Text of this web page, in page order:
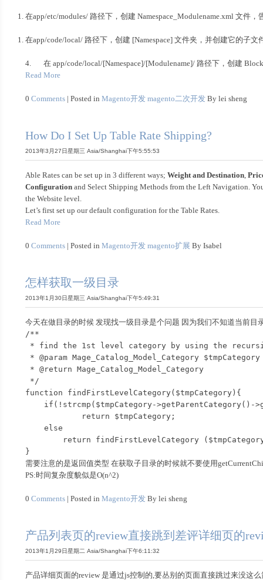
在app/etc/modules/ 路径下，创建 Namespace_Modulename.xml 文件
在app/code/local/ 路径下，创建 [Namespace] 文件夹，并创建它的子
4. 在 app/code/local/[Namespace]/[Modulename]/ 路径下，创建
Read More
0Comments | Posted inMagento开发 magento二次开发 By lei sheng
How Do I Set Up Table Rate Shipping?
2013年3月27日星期三 Asia/Shanghai下午5:55:53
Able Rates can be set up in 3 different ways;Weight and Destination,
Configuration and Select Shipping Methods from the Left Navigation.
the Website level.
Let’s first set up our default configuration for the Table Rates.
Read More
0Comments | Posted inMagento开发 magento扩展 By Isabel
怎样获取一级目录
2013年1月30日星期三 Asia/Shanghai下午5:49:31
今天在做目录的时候 发现找一级目录是个问题 因为我们不知道当前
/**
function findFirstLevelCategory($tmpCategory){
    else
需要注意的是返回值类型 在获取子目录的时候就不要使用
PS:时间复杂度貌似是O(n^2)
0Comments | Posted inMagento开发 By lei sheng
产品列表页的review直接跳到差评详细页的
2013年1月29日星期二 Asia/Shanghai下午6:11:32
产品详细页面的review 是通过js控制的,要丛别的页面直接跳过来没这